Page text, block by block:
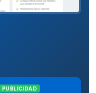
PUBLICIDAD